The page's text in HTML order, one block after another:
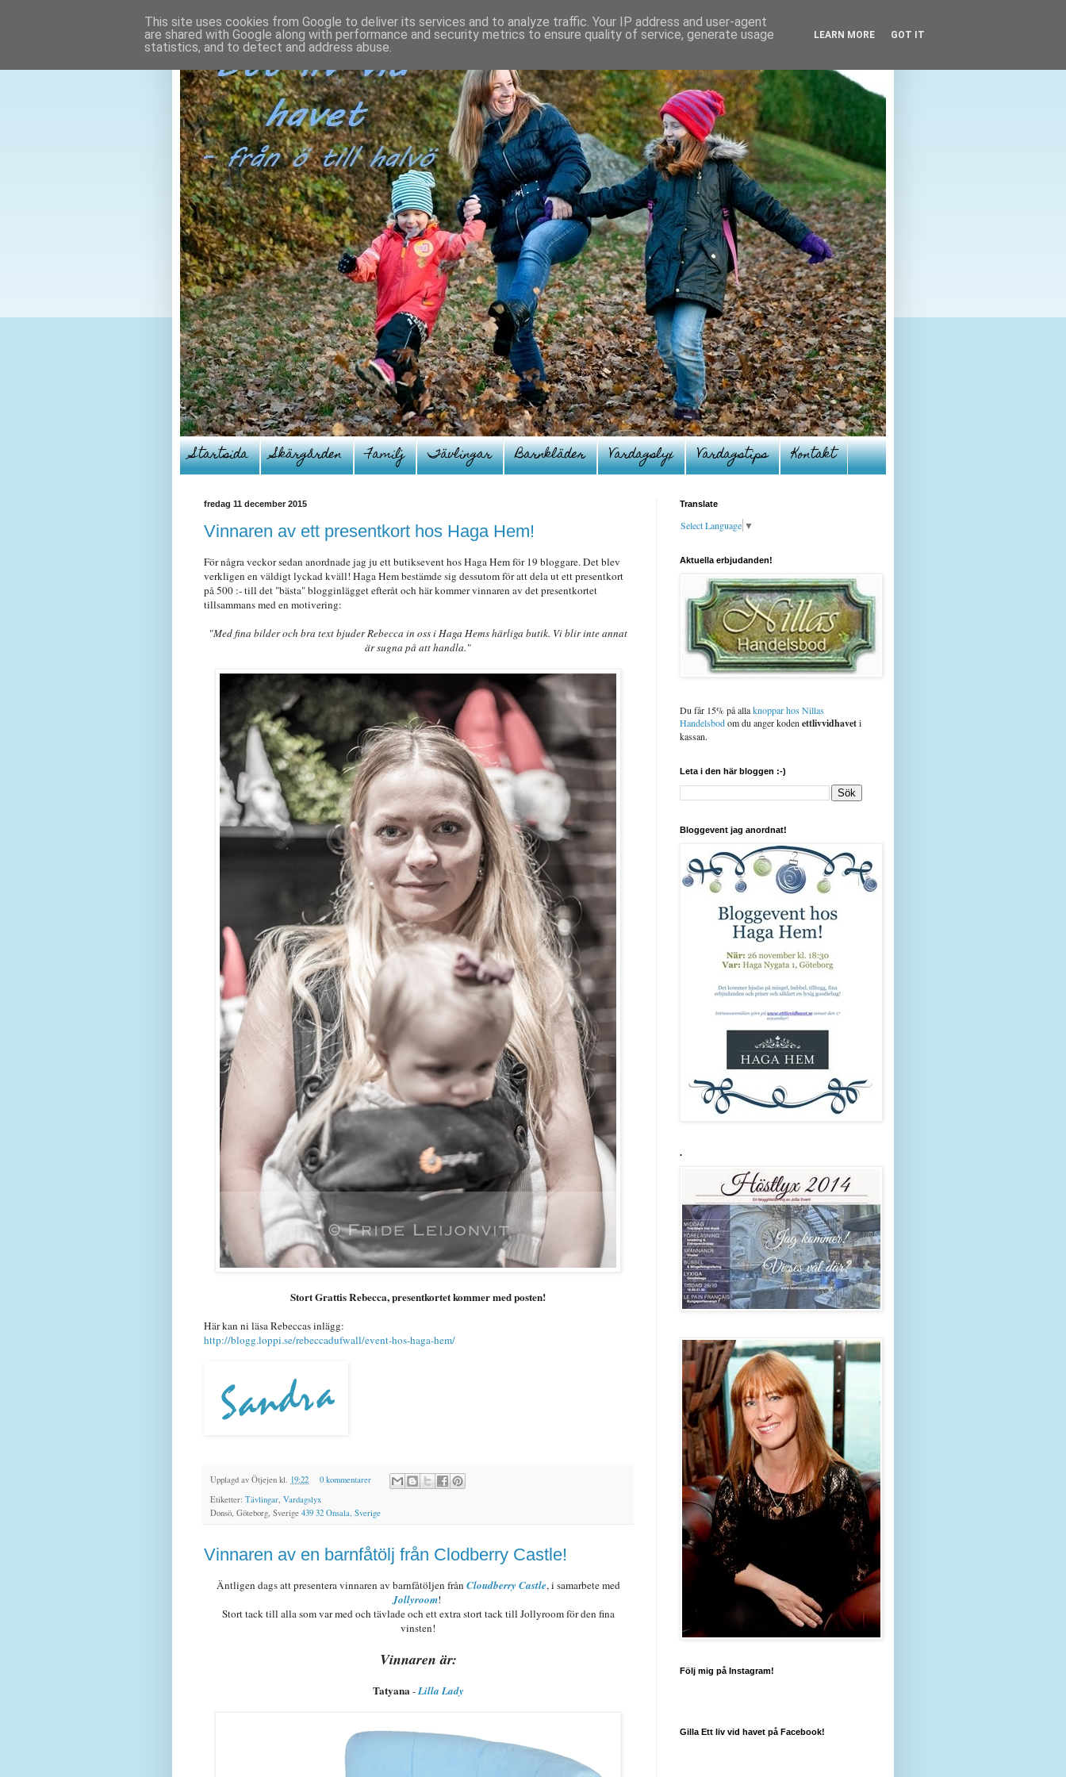
Startsida Skärgården Familj Tävlingar Barnkläder Vardagslyx Vardagstips Kontakt
fredag 11 december 2015
Vinnaren av ett presentkort hos Haga Hem!
För några veckor sedan anordnade jag ju ett butiksevent hos Haga Hem för 19 bloggare. Det blev
verkligen en väldigt lyckad kväll! Haga Hem bestämde sig dessutom för att dela ut ett presentkort
på 500 :- till det "bästa" blogginlägget efteråt och här kommer vinnaren av det presentkortet
tillsammans med en motivering:
"Med fina bilder och bra text bjuder Rebecca in oss i Haga Hems härliga butik. Vi blir inte annat
är sugna på att handla."
Stort Grattis Rebecca, presentkortet kommer med posten!
Här kan ni läsa Rebeccas inlägg:
http://blogg.loppi.se/rebeccadufwall/event-hos-haga-hem/
Upplagd av Ötjejen kl. 19:22
0 kommentarer
Etiketter: Tävlingar, Vardagslyx
Donsö, Göteborg, Sverige 439 32 Onsala, Sverige
Vinnaren av en barnfåtölj från Clodberry Castle!
Äntligen dags att presentera vinnaren av barnfåtöljen från Cloudberry Castle, i samarbete med
Jollyroom!
Stort tack till alla som var med och tävlade och ett extra stort tack till Jollyroom för den fina
vinsten!
Vinnaren är:
Tatyana-Lilla Lady
Translate
Select Language ▼
Aktuella erbjudanden!
Du får 15% på allaknoppar hos Nillas
Handelsbodom du anger koden ettlivvidhaveti
kassan.
Leta i den här bloggen :-)
Bloggevent jag anordnat!
.
Följ mig på Instagram!
Gilla Ett liv vid havet på Facebook!
This site uses cookies from Google to deliver its services and to analyze traffic. Your IP address and user-agent
are shared with Google along with performance and security metrics to ensure quality of service, generate usage
statistics, and to detect and address abuse.
LEARN MORE GOT IT